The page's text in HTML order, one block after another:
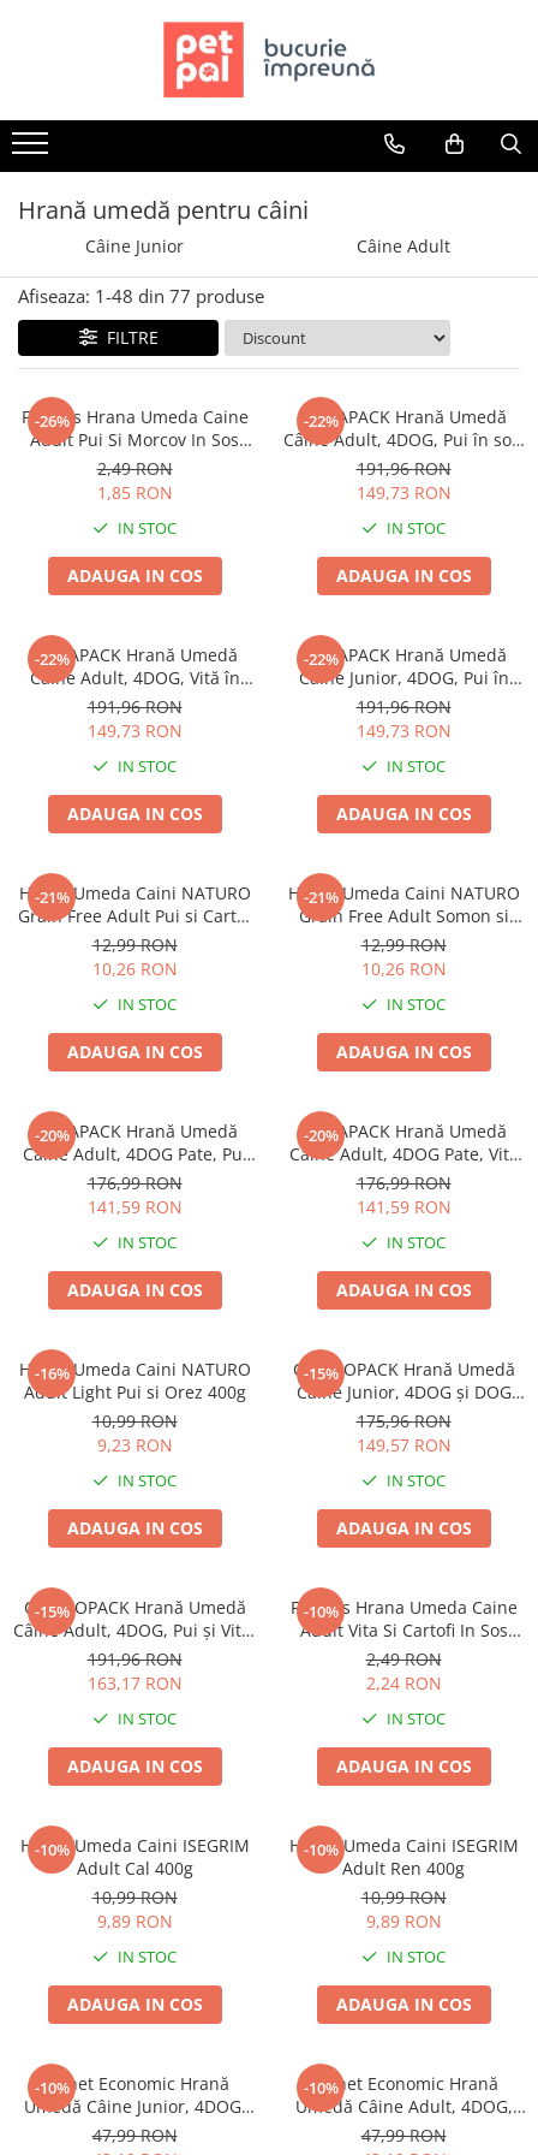
Câini
Hrană Uscată Câini
Câine Junior
Câine Senior
Hrană Umedă Câini
Câine Junior
Câine Adult
Diete Veterinare Câini
Uscată
Recompense Câini
Piele Presată
Proteice
Semi-umede
Pernuțe
Îngrijire Câini
Șampoane Câini
Vitamine Câini
Perii & Piepteni
Accesorii Câini
Culcușuri & Saltele Câini
Castroane și Adapatori
Cuști și Genți
Zgărzi, Lese & Hamuri
Haine Câini
Pisici
Hrană Uscată Pisică
Pisică Junior
Pisică Adult
Pisică Senior
Pisică Junior
Pisică Adult
Pisică Senior
Diete Veterinare Pisică
Umedă
Cremoase
Pernuțe
Semi-umede
Îngrijire Pisici
Așternut Igienic Pisici
Igienă Pisici
Antiparazitare Pisici
Perii & Piepteni Pisici
Accesorii Pisici
Culcușuri & Saltele Pisici
Ansambluri Pisici
Cuști & Genți Pisici
Litiere Pisici
Jucării Pisici
Hrană umedă pentru câini
Câine Junior Câine Adult
Afiseaza: 1-48 din 77 produse
FILTRE
-26%
Friskies Hrana Umeda Caine
Adult Pui Si Morcov In Sos
100g
2,49 RON
1,85 RON
IN STOC
ADAUGA IN COS
-22%
MEGAPACK Hrană Umedă
Câine Adult, 4DOG, Pui în sos,
96x100g
191,96 RON
149,73 RON
IN STOC
ADAUGA IN COS
-22%
MEGAPACK Hrană Umedă
Câine Adult, 4DOG, Vită în
sos, 96x100g
191,96 RON
149,73 RON
IN STOC
ADAUGA IN COS
-22%
MEGAPACK Hrană Umedă
Câine Junior, 4DOG, Pui în
sos, 96x100g
191,96 RON
149,73 RON
IN STOC
ADAUGA IN COS
-21%
Hrana Umeda Caini NATURO
Grain Free Adult Pui si Cartof
400g
12,99 RON
10,26 RON
IN STOC
ADAUGA IN COS
-21%
Hrana Umeda Caini NATURO
Grain Free Adult Somon si
Cartof 400g
12,99 RON
10,26 RON
IN STOC
ADAUGA IN COS
-20%
MEGAPACK Hrană Umedă
Câine Adult, 4DOG Pate, Pui
cu Topping de Paste și
Legume, 48x150g
176,99 RON
141,59 RON
IN STOC
ADAUGA IN COS
-20%
MEGAPACK Hrană Umedă
Câine Adult, 4DOG Pate, Vită
cu Topping de Legume,
48x150g
176,99 RON
141,59 RON
IN STOC
ADAUGA IN COS
-16%
Hrana Umeda Caini NATURO
Adult Light Pui si Orez 400g
10,99 RON
9,23 RON
IN STOC
ADAUGA IN COS
-15%
COMBOPACK Hrană Umedă
Câine Junior, 4DOG și DOG
JOY, Pui, 96x100g
175,96 RON
149,57 RON
IN STOC
ADAUGA IN COS
-15%
COMBOPACK Hrană Umedă
Câine Adult, 4DOG, Pui și Vită,
96x100g
191,96 RON
163,17 RON
IN STOC
ADAUGA IN COS
-10%
Friskies Hrana Umeda Caine
Adult Vita Si Cartofi In Sos
100g
2,49 RON
2,24 RON
IN STOC
ADAUGA IN COS
-10%
Hrana Umeda Caini ISEGRIM
Adult Cal 400g
10,99 RON
9,89 RON
IN STOC
ADAUGA IN COS
-10%
Hrana Umeda Caini ISEGRIM
Adult Ren 400g
10,99 RON
9,89 RON
IN STOC
ADAUGA IN COS
-10%
Pachet Economic Hrană
Umedă Câine Junior, 4DOG,
Pui în sos, 24x100g
47,99 RON
-10%
Pachet Economic Hrană
Umedă Câine Adult, 4DOG,
Pui în sos, 24x100g
47,99 RON